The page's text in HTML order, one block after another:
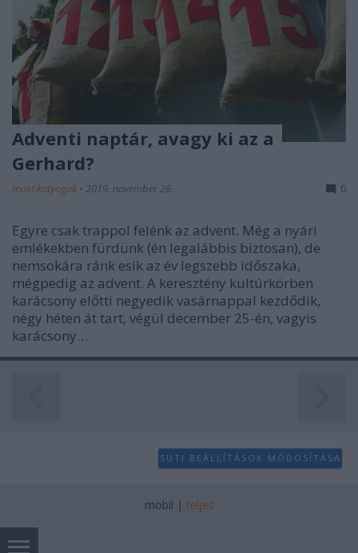
Adventi naptár, avagy ki az a
Gerhard?
most.kotyogok • 2019. november 26. 0
Egyre csak trappol felénk az advent. Még a nyári
emlékekben fürdünk (én legalábbis biztosan), de
nemsokára ránk esik az év legszebb időszaka,
mégpedig az advent. A keresztény kultúrkörben
karácsony előtti negyedik vasárnappal kezdődik,
négy héten át tart, végül december 25-én, vagyis
karácsony…
SÜTI BEÁLLÍTÁSOK MÓDOSÍTÁSA
mobil | teljes